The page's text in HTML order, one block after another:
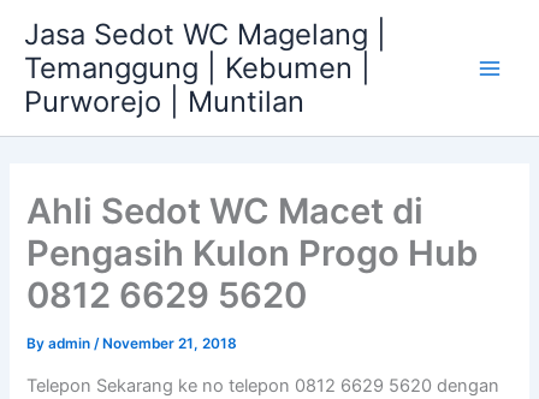
content
Jasa Sedot WC Magelang |
Temanggung | Kebumen |
Purworejo | Muntilan
Ahli Sedot WC Macet di
Pengasih Kulon Progo Hub
0812 6629 5620
Byadmin/ November 21, 2018
Telepon Sekarang ke no telepon 0812 6629 5620 dengan